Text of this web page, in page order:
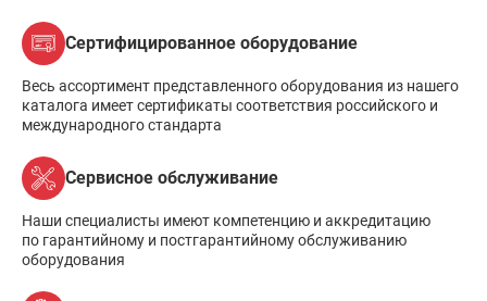
Сертифицированное оборудование
Весь ассортимент представленного оборудования из нашего
каталога имеет сертификаты соответствия российского и
международного стандарта
Сервисное обслуживание
Наши специалисты имеют компетенцию и аккредитацию
по гарантийному и постгарантийному обслуживанию
оборудования